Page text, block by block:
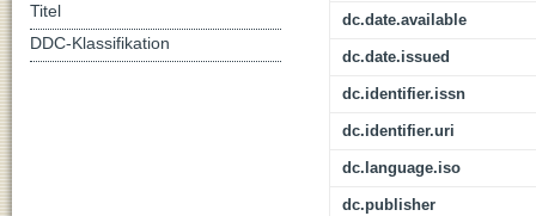
dc.date.available
dc.date.issued
dc.identifier.issn
dc.identifier.uri
dc.language.iso
dc.publisher
Titel
DDC-Klassifikation